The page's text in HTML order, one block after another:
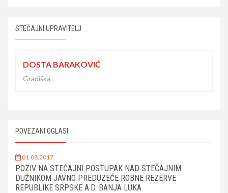
STEČAJNI UPRAVITELJ
DOSTA BARAKOVIĆ
Gradiška
POVEZANI OGLASI
01.08.2017.
POZIV NA STEČAJNI POSTUPAK NAD STEČAJNIM
DUŽNIKOM JAVNO PREDUZEĆE ROBNE REZERVE
REPUBLIKE SRPSKE A.D. BANJA LUKA